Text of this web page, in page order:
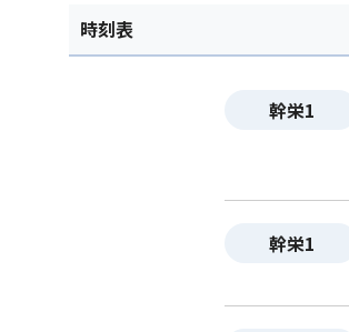
時刻表
幹栄1
幹栄1